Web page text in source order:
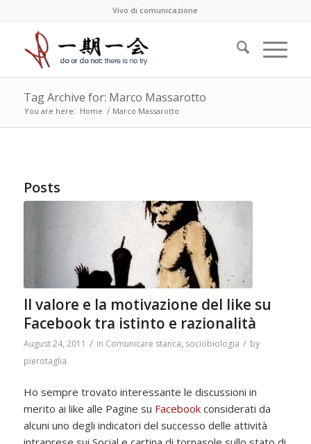
Vivo di comunicazione
Tag Archive for: Marco Massarotto
You are here: Home / Marco Massarotto
Posts
Il valore e la motivazione del like su
Facebook tra istinto e razionalità
August 24, 2011 / in Comunicare stanca, sociobiologia / by
pierotaglia
Ho sempre trovato interessante le discussioni in
merito ai like alle Pagine su Facebookconsiderati da
alcuni uno degli indicatori del successo delle attività